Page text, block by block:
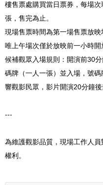
樓售票處購買當日票券，每場
張，售完為止。
現場售票時間為第一場售票放
唯上午場次僅於放映前一小時開
候補觀眾入場規則：開演前30
碼牌（一人一張）並入場，號
響觀影民眾，影片開演20分鐘後
---
為維護觀影品質，現場工作人
權利。